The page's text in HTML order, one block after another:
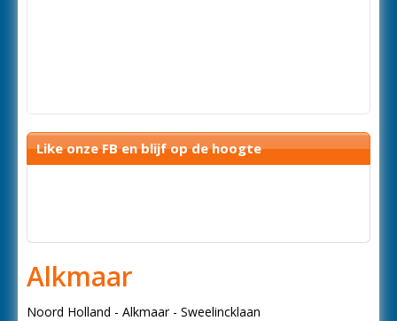
Like onze FB en blijf op de hoogte
Alkmaar
Noord Holland - Alkmaar - Sweelincklaan